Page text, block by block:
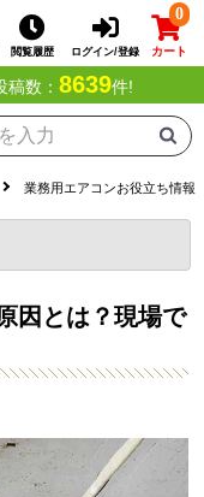
閲覧履歴 ログイン/登録
0
カート
稿数： 8639件!
業務用エアコンお役立ち情報
因とは？現場で